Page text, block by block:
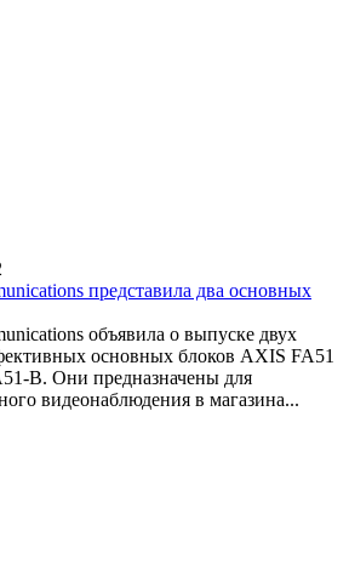
представила два основных
объявила о выпуске двух
основных блоков AXIS FA51
B. Они предназначены для
видеонаблюдения в магазина...